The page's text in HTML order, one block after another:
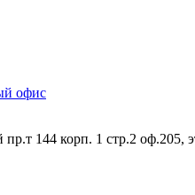
офис
144 корп. 1 стр.2 оф.205,